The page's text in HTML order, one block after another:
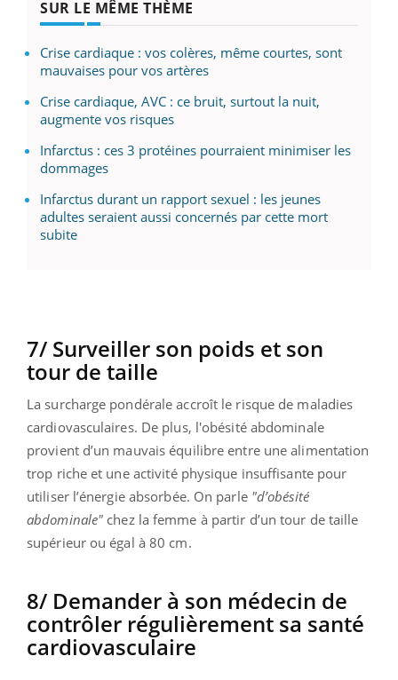
SUR LE MÊME THÈME
Crise cardiaque : vos colères, même courtes, sont
mauvaises pour vos artères
Crise cardiaque, AVC : ce bruit, surtout la nuit,
augmente vos risques
Infarctus : ces 3 protéines pourraient minimiser les
dommages
Infarctus durant un rapport sexuel : les jeunes
adultes seraient aussi concernés par cette mort
subite
7/ Surveiller son poids et son
tour de taille
La surcharge pondérale accroît le risque de maladies
cardiovasculaires. De plus, l'obésité abdominale
provient d’un mauvais équilibre entre une alimentation
trop riche et une activité physique insuffisante pour
utiliser l’énergie absorbée. On parle "d’obésité
abdominale" chez la femme à partir d’un tour de taille
supérieur ou égal à 80 cm.
8/ Demander à son médecin de
contrôler régulièrement sa santé
cardiovasculaire